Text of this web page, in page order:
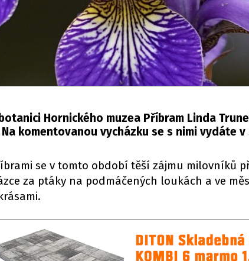
Hornického muzea Příbram Linda
komentovanou vycházku se s nimi vydáte v
se v tomto období těší zájmu milovníků
za ptáky na podmáčených loukách a ve